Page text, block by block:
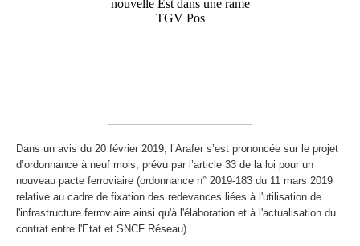
Dans un avis du 20 février 2019, l’Arafer s’est prononcée sur le projet
d’ordonnance à neuf mois, prévu par l’article 33 de la loi pour un
nouveau pacte ferroviaire (ordonnance n° 2019-183 du 11 mars 2019
relative au cadre de fixation des redevances liées à l'utilisation de
l'infrastructure ferroviaire ainsi qu'à l'élaboration et à l'actualisation du
contrat entre l'Etat et SNCF Réseau).